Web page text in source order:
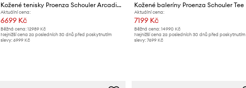
Kožené tenisky Proenza Schouler Arcadia
Aktuální cena:
6699 Kč
Běžná cena: 12989 Kč
Nejnižší cena za posledních 30 dnů před poskytnutím
slevy: 6999 Kč
Kožené baleríny Proenza Schouler Tee
Aktuální cena:
7199 Kč
Běžná cena: 14990 Kč
Nejnižší cena za posledních 30 dnů před poskytnutím
slevy: 7699 Kč